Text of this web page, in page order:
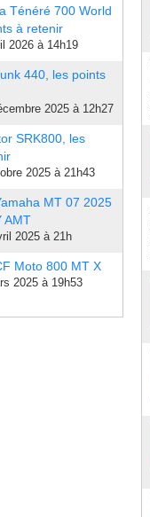
Ténéré 700 World
à retenir
2026 à 14h19
440, les points
2025 à 12h27
SRK800, les
2025 à 21h43
MT 07 2025
AMT
2025 à 21h
Moto 800 MT X
2025 à 19h53